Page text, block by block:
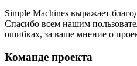
Simple Machines выражает
Спасибо всем нашим
ошибках, за ваше мнение о
Команде проекта